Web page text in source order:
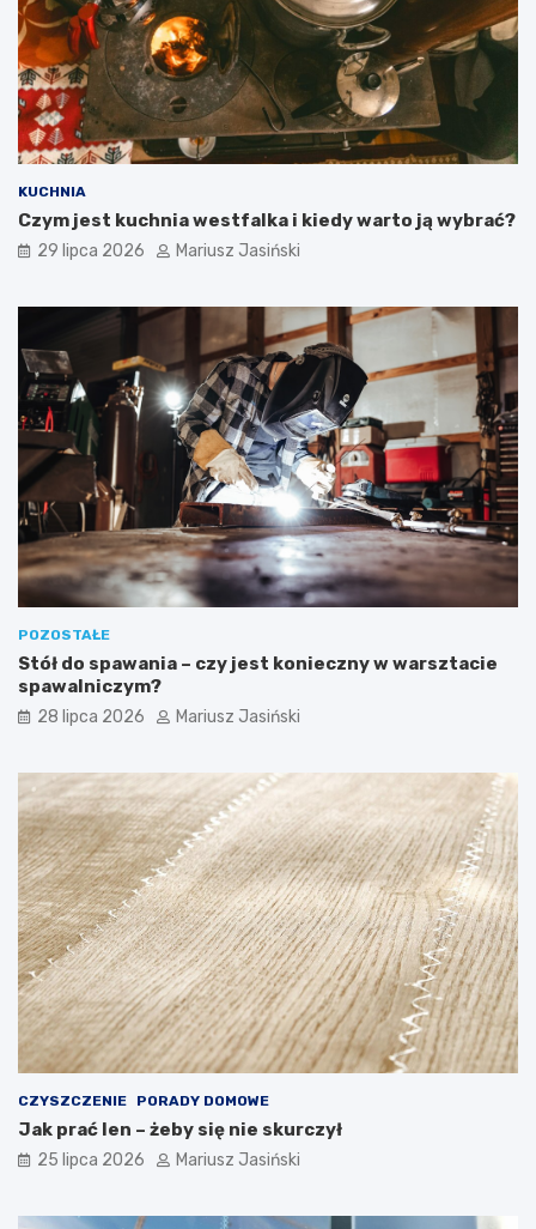
KUCHNIA
Czym jest kuchnia westfalka i kiedy warto ją wybrać?
29 lipca 2026 Mariusz Jasiński
POZOSTAŁE
Stół do spawania – czy jest konieczny w warsztacie
spawalniczym?
28 lipca 2026 Mariusz Jasiński
CZYSZCZENIE PORADY DOMOWE
Jak prać len – żeby się nie skurczył
25 lipca 2026 Mariusz Jasiński